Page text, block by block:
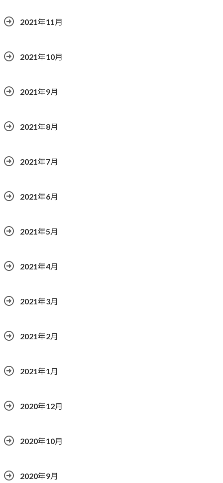
2021年11月
2021年10月
2021年9月
2021年8月
2021年7月
2021年6月
2021年5月
2021年4月
2021年3月
2021年2月
2021年1月
2020年12月
2020年10月
2020年9月